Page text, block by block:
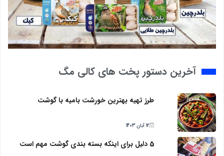
آخرین دستور پخت های کالی مگ
طرز تهیه بهترین خورشت بامیه با گوشت
12 آبان 1403
5 دلیل برای اینکه بسته بندی گوشت مهم است